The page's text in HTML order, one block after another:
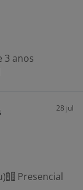
3 anos
28 jul
Presencial